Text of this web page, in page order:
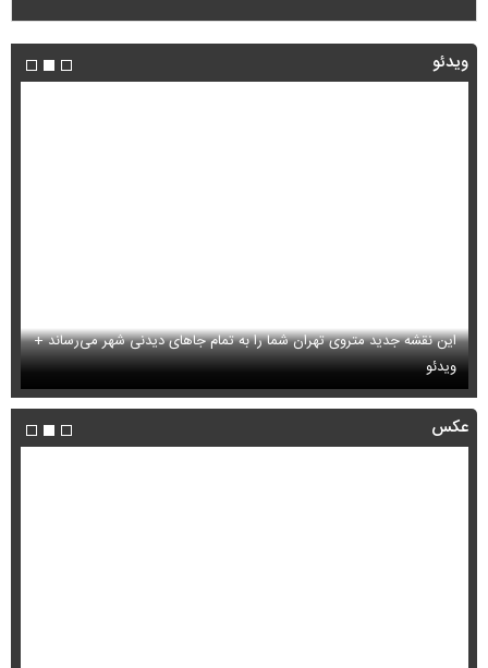
ویدئو
این نقشه جدید متروی تهران شما را به تمام جاهای دیدنی شهر می‌رساند +
ویدئو
عکس